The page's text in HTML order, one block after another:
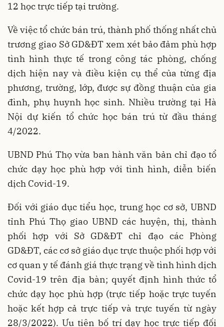
12 học trực tiếp tại trường.
Về việc tổ chức bán trú, thành phố thống nhất chủ
trương giao Sở GD&ĐT xem xét bảo đảm phù hợp
tình hình thực tế trong công tác phòng, chống
dịch hiện nay và điều kiện cụ thể của từng địa
phương, trường, lớp, được sự đồng thuận của gia
đình, phụ huynh học sinh. Nhiều trường tại Hà
Nội dự kiến tổ chức học bán trú từ đầu tháng
4/2022.
UBND Phú Thọ vừa ban hành văn bản chỉ đạo tổ
chức dạy học phù hợp với tình hình, diễn biến
dịch Covid-19.
Đối với giáo dục tiểu học, trung học cơ sở, UBND
tỉnh Phú Thọ giao UBND các huyện, thị, thành
phối hợp với Sở GD&ĐT chỉ đạo các Phòng
GD&ĐT, các cơ sở giáo dục trực thuộc phối hợp với
cơ quan y tế đánh giá thực trạng về tình hình dịch
Covid-19 trên địa bàn; quyết định hình thức tổ
chức dạy học phù hợp (trực tiếp hoặc trực tuyến
hoặc kết hợp cả trực tiếp và trực tuyến từ ngày
28/3/2022). Ưu tiên bố trí dạy học trực tiếp đối